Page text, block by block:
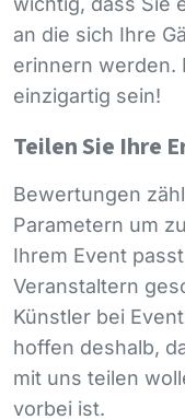
an die sich Ihre
erinnern werden.
einzigartig sein!
Teilen Sie Ihre
Bewertungen
Parametern um
Ihrem Event
Veranstaltern
Künstler bei
hoffen deshalb,
mit uns teilen
vorbei ist.